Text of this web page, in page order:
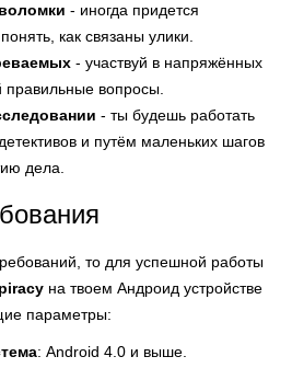
- иногда придется
как связаны улики.
- участвуй в напряжённых
правильные вопросы.
- ты будешь работать
и путём маленьких шагов
дела.
то для успешной работы
на твоем Андроид устройстве
параметры:
: Android 4.0 и выше.